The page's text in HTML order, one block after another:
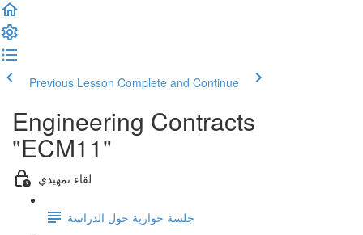
Previous Lesson Complete and Continue
Engineering Contracts
"ECM11"
لقاء تمهيدي
جلسة حوارية حول الدراسة